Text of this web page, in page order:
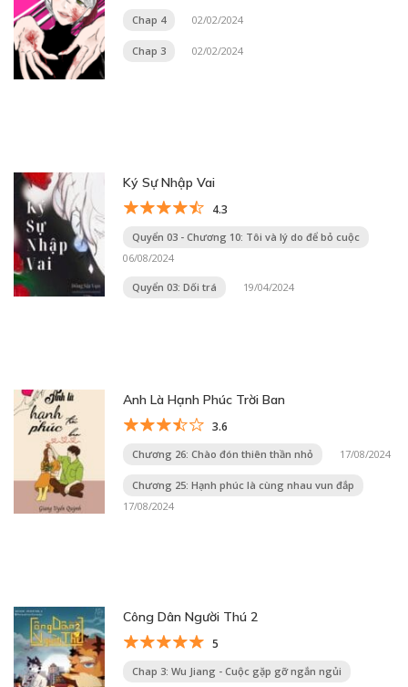
Chap 4 02/02/2024
Chap 3 02/02/2024
Ký Sự Nhập Vai
4.3
Quyển 03 - Chương 10: Tôi và lý do để bỏ cuộc
06/08/2024
Quyển 03: Dối trá 19/04/2024
Anh Là Hạnh Phúc Trời Ban
3.6
Chương 26: Chào đón thiên thần nhỏ 17/08/2024
Chương 25: Hạnh phúc là cùng nhau vun đắp
17/08/2024
Công Dân Người Thú 2
5
Chap 3: Wu Jiang - Cuộc gặp gỡ ngắn ngủi